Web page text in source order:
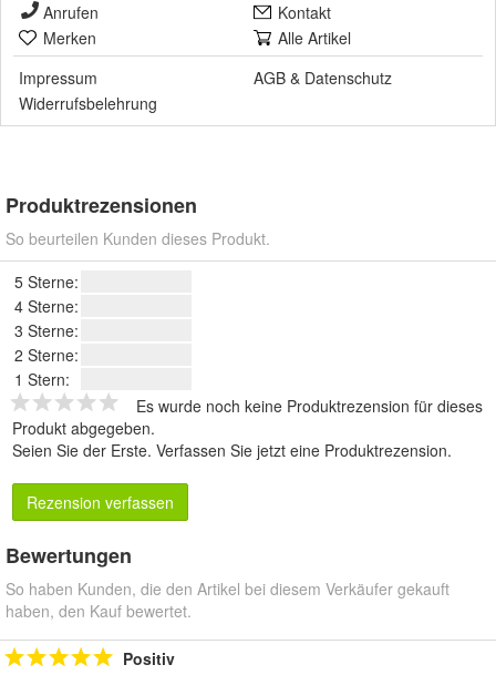
Anrufen
Kontakt
Merken
Alle Artikel
Impressum
AGB & Datenschutz
Widerrufsbelehrung
Produktrezensionen
So beurteilen Kunden dieses Produkt.
5 Sterne:
4 Sterne:
3 Sterne:
2 Sterne:
1 Stern:
Es wurde noch keine Produktrezension für dieses
Produkt abgegeben.
Seien Sie der Erste. Verfassen Sie jetzt eine Produktrezension.
Rezension verfassen
Bewertungen
So haben Kunden, die den Artikel bei diesem Verkäufer gekauft
haben, den Kauf bewertet.
Positiv